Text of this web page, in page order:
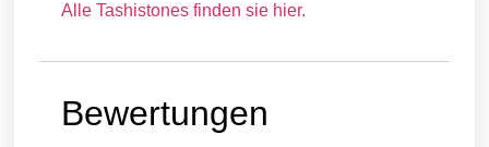
Alle Tashistones finden sie hier.
Bewertungen